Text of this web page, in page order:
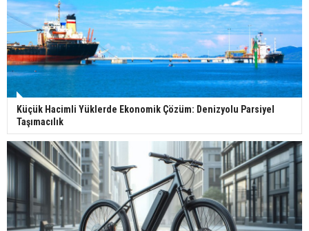
Küçük Hacimli Yüklerde Ekonomik Çözüm: Denizyolu Parsiyel
Taşımacılık